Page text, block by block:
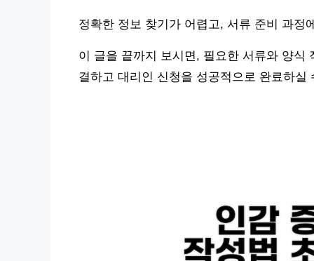
정확한 정보 찾기가 어렵고, 서류 준비 과정
이 글을 끝까지 보시면, 필요한 서류와 양식
결하고 대리인 신청을 성공적으로 완료하실